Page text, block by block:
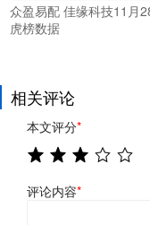
众盈易配 佳缘科技11月
虎榜数据
相关评论
本文评分*
评论内容*